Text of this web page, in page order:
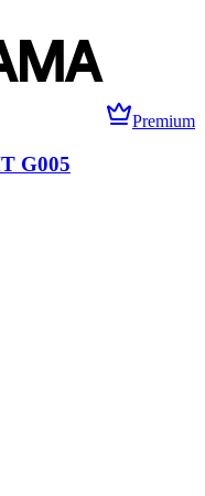
Premium
G005